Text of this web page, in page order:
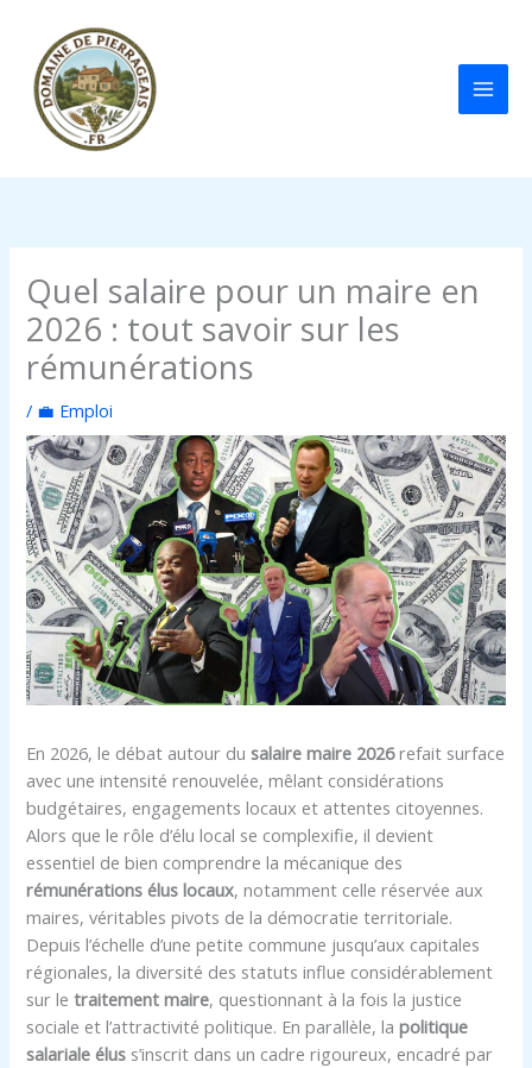
contenu
Quel salaire pour un maire en
2026 : tout savoir sur les
rémunérations
/ 💼 Emploi
En 2026, le débat autour dusalaire maire 2026refait surface
avec une intensité renouvelée, mêlant considérations
budgétaires, engagements locaux et attentes citoyennes.
Alors que le rôle d’élu local se complexifie, il devient
essentiel de bien comprendre la mécanique des
rémunérations élus locaux, notamment celle réservée aux
maires, véritables pivots de la démocratie territoriale.
Depuis l’échelle d’une petite commune jusqu’aux capitales
régionales, la diversité des statuts influe considérablement
sur letraitement maire, questionnant à la fois la justice
sociale et l’attractivité politique. En parallèle, lapolitique
salariale élus s’inscrit dans un cadre rigoureux, encadré par